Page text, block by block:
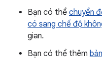
Bạn có thể chuyển
có sang chế độ
gian.
Bạn có thể thêm